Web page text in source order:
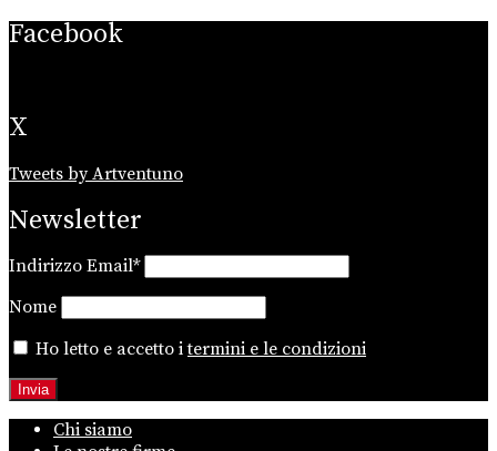
Facebook
X
Tweets by Artventuno
Newsletter
Indirizzo Email*
Nome
Ho letto e accetto itermini e le condizioni
Chi siamo